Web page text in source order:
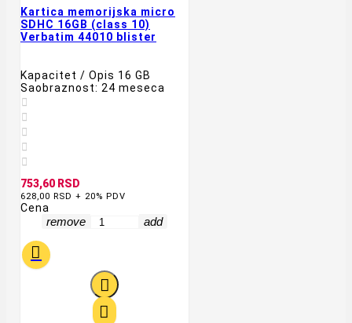
Kartica memorijska micro
SDHC 16GB (class 10)
Verbatim 44010 blister
Kapacitet / Opis 16 GB
Saobraznost: 24 meseca





753,60 RSD
628,00 RSD + 20% PDV
Cena
remove add


